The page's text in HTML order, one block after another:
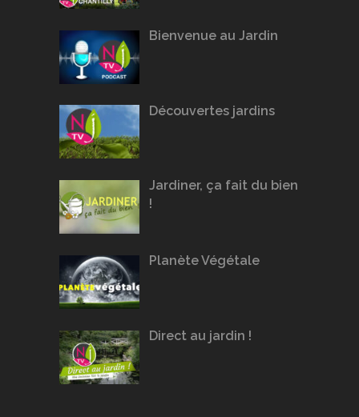
Bienvenue au Jardin
Découvertes jardins
Jardiner, ça fait du bien
!
Planète Végétale
Direct au jardin !